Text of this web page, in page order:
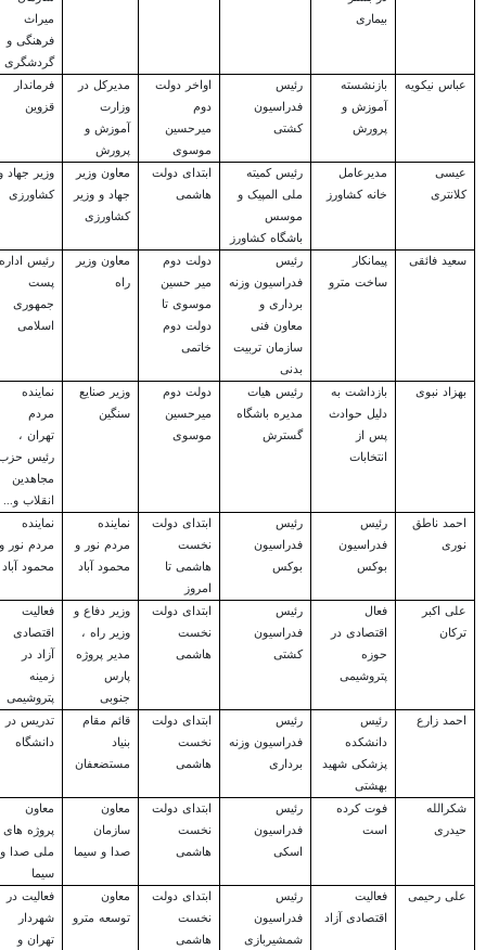
بیماری
میراث
فرهنگی و
گردشگری
عباس نیکویه
بازنشسته
آموزش و
پرورش
رئیس
فدراسیون
کشتی
اواخر دولت
دوم
میرحسین
موسوی
مدیرکل در
وزارت
آموزش و
پرورش
فرماندار
قزوین
عیسی
کلانتری
مدیرعامل
خانه کشاورز
رئیس کمیته
ملی المپیک و
موسس
باشگاه کشاورز
ابتدای دولت
هاشمی
معاون وزیر
جهاد و وزیر
کشاورزی
وزیر جهاد
کشاورزی
سعید فائقی
پیمانکار
ساخت مترو
رئیس
فدراسیون وزنه
برداری و
معاون فنی
سازمان تربیت
بدنی
دولت دوم
میر حسین
موسوی تا
دولت دوم
خاتمی
معاون وزیر
راه
رئیس
پست
جمهوری
اسلامی
بهزاد نبوی
بازداشت به
دلیل حوادث
پس از
انتخابات
رئیس هیات
مدیره باشگاه
گسترش
دولت دوم
میرحسین
موسوی
وزیر صنایع
سنگین
نماینده
مردم
تهران ،
رئیس
مجاهدین
انقلاب و...
احمد ناطق
نوری
رئیس
فدراسیون
بوکس
رئیس
فدراسیون
بوکس
ابتدای دولت
نخست
هاشمی تا
امروز
نماینده
مردم نور و
محمود آباد
نماینده
مردم نور
محمود آباد
علی اکبر
ترکان
فعال
اقتصادی در
حوزه
پتروشیمی
رئیس
فدراسیون
کشتی
ابتدای دولت
نخست
هاشمی
وزیر دفاع و
وزیر راه ،
مدیر پروژه
پارس
جنوبی
فعالیت
اقتصادی
آزاد در
زمینه
پتروشیمی
احمد زارع
رئیس
دانشکده
پزشکی شهید
بهشتی
رئیس
فدراسیون وزنه
برداری
ابتدای دولت
نخست
هاشمی
قائم مقام
بنیاد
مستضعفان
تدریس در
دانشگاه
شکرالله
حیدری
فوت کرده
است
رئیس
فدراسیون
اسکی
ابتدای دولت
نخست
هاشمی
معاون
سازمان
صدا و سیما
معاون
پروژه های
ملی صدا و
سیما
علی رحیمی
فعالیت
اقتصادی آزاد
رئیس
فدراسیون
شمشیربازی
ابتدای دولت
نخست
هاشمی
معاون
توسعه مترو
فعالیت در
شهردار
تهران و